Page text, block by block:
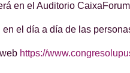
en el Auditorio
el día a día de las
https://